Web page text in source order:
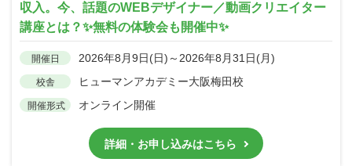
収入。今、話題のWEBデザイナー／動画クリエイター
講座とは？✨無料の体験会も開催中✨
開催日 2026年8月9日(日)～2026年8月31日(月)
校舎 ヒューマンアカデミー大阪梅田校
開催形式 オンライン開催
詳細・お申し込みはこちら